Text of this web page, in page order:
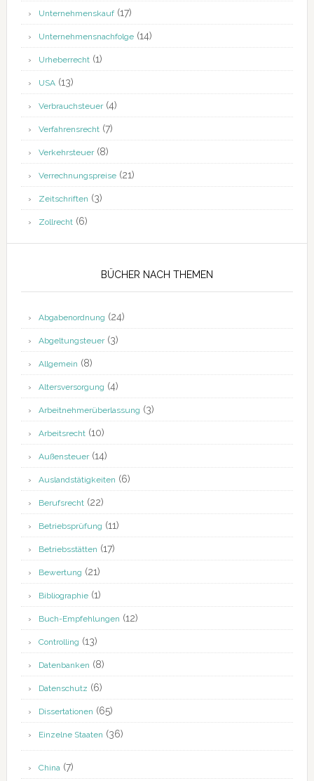
Unternehmenskauf(17)
Unternehmensnachfolge(14)
Urheberrecht(1)
USA(13)
Verbrauchsteuer(4)
Verfahrensrecht(7)
Verkehrsteuer(8)
Verrechnungspreise(21)
Zeitschriften (3)
Zollrecht(6)
BÜCHER NACH THEMEN
Abgabenordnung (24)
Abgeltungsteuer(3)
Allgemein (8)
Altersversorgung (4)
Arbeitnehmerüberlassung (3)
Arbeitsrecht(10)
Außensteuer(14)
Auslandstätigkeiten (6)
Berufsrecht(22)
Betriebsprüfung (11)
Betriebsstätten (17)
Bewertung (21)
Bibliographie(1)
Buch-Empfehlungen (12)
Controlling (13)
Datenbanken (8)
Datenschutz (6)
Dissertationen (65)
Einzelne Staaten (36)
China(7)